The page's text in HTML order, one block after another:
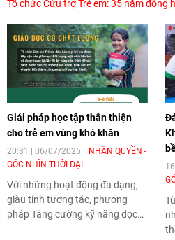
Tổ chức Cứu trợ Trẻ em: 35 năm đồng
Giải pháp học tập thân thiện
cho trẻ em vùng khó khăn
20:31 | 06/07/2025
NHÂN QUYỀN -
GÓC NHÌN THỜI ĐẠI
Với những hoạt động đa dạng,
giàu tính tương tác, phương
pháp Tăng cường kỹ năng đọc